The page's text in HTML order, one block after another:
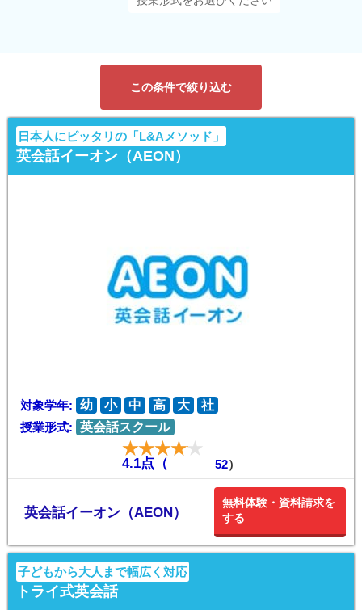
この条件で絞り込む
日本人にピッタリの「L&Aメソッド」
英会話イーオン（AEON）
対象学年: 幼 小 中 高 大
社
授業形式: 英会話スクール
4.1点（ 52）
英会話イーオン（AEON）
無料体験・資料請求を
する
子どもから大人まで幅広く対応
トライ式英会話